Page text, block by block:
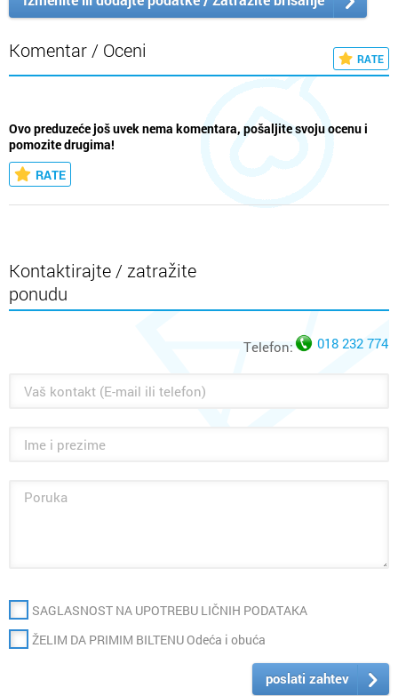
Komentar / Oceni RATE
Ovo preduzeće još uvek nema komentara, pošaljite svoju ocenu i
pomozite drugima!
RATE
Kontaktirajte / zatražite
ponudu
Telefon: 018 232 774
SAGLASNOST NA UPOTREBU LIČNIH PODATAKA
ŽELIM DA PRIMIM BILTENU Odeća i obuća
poslati zahtev